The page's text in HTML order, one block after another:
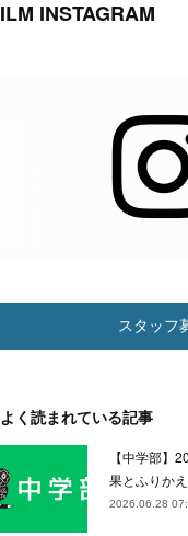
ILM INSTAGRAM
スタッフ
よく読まれている記事
【中学部】
果とふりか
2026.06.28